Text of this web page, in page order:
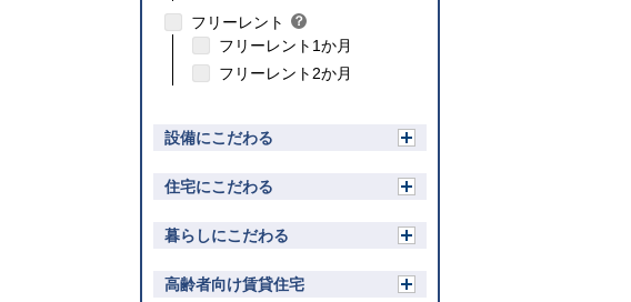
フリーレント ？
ヒ
ト
フリーレント1か月
フリーレント2か月
設備にこだわる
く住宅にこだわる
く暮らしにこだわる
く高齢者向け賃貸住宅